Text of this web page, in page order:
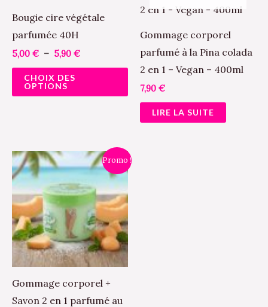
Bougie cire végétale
parfumée 40H
5,00 € – 5,90 €
à
5,90 €
CHOIX DES
OPTIONS
Les
peuvent
sur
la
page
du
produit
Gommage corporel
parfumé à la Pina colada
2 en 1 – Vegan – 400ml
7,90 €
LIRE LA SUITE
Promo !
Gommage corporel +
Savon 2 en 1 parfumé au
Le
prix
initial
était :
7,90 €.
prix
actuel
est :
6,00 €.